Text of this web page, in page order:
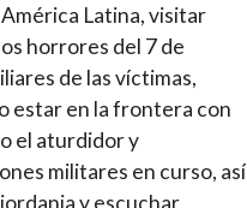
Latina, visitar
horrores del 7 de
de las víctimas,
estar en la frontera con
el aturdidor y
militares en curso, así
y escuchar